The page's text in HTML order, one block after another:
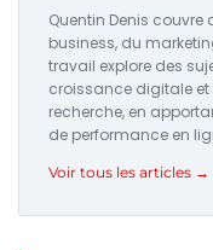
Quentin Denis
business, du
travail explore des
croissance digitale
recherche, en
de performance en
Voir tous les articles →